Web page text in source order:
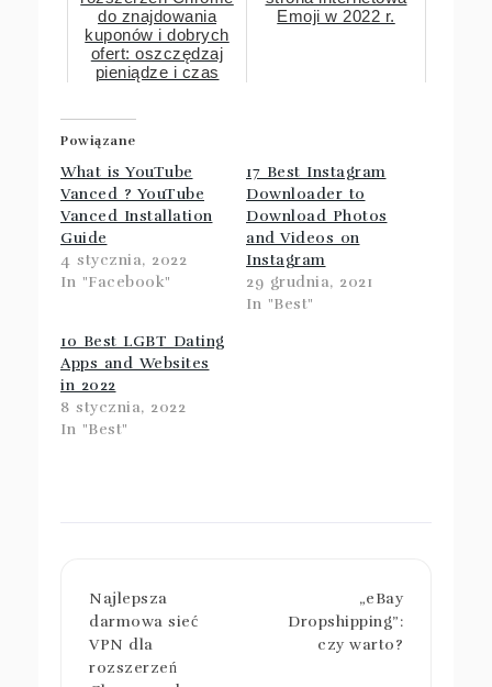
do znajdowania
kuponów i dobrych
ofert: oszczędzaj
pieniądze i czas
Emoji w 2022 r.
Powiązane
What is YouTube
Vanced ? YouTube
Vanced Installation
Guide
4 stycznia, 2022
In "Facebook"
17 Best Instagram
Downloader to
Download Photos
and Videos on
Instagram
29 grudnia, 2021
In "Best"
10 Best LGBT Dating
Apps and Websites
in 2022
8 stycznia, 2022
In "Best"
Najlepsza
darmowa sieć
VPN dla
rozszerzeń
„eBay
Dropshipping”:
czy warto?